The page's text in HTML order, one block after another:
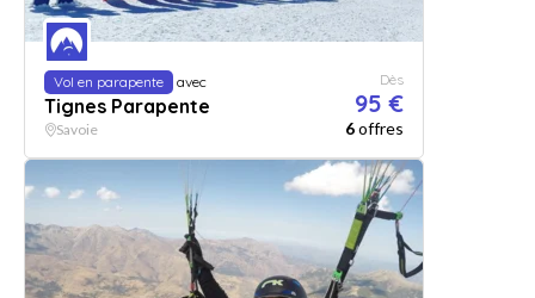
Vol en parapente avec
Tignes Parapente
Dès
95 €
Savoie 6offres